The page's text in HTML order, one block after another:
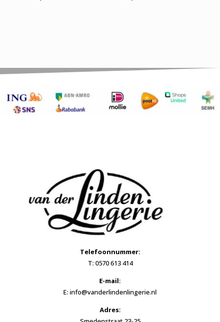
Telefoonnummer:
T: 0570 613 414
E-mail:
E: info@vanderlindenlingerie.nl
Adres: